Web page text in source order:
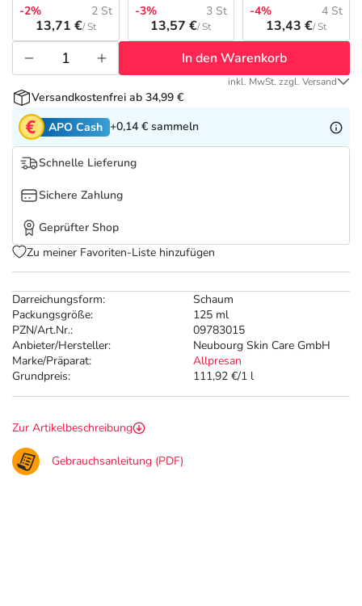
Tierapotheke
Vitamine & Mineralstoffe
Marken
Salus Deals
Darreichungsform:
Schaum
Packungsgröße:
125 ml
PZN/Art.Nr.:
09783015
Anbieter/Hersteller:
Neubourg Skin Care GmbH
Marke/Präparat:
Allpresan
Grundpreis:
111,92 €/1 l
-2%
2 St
13,71 €/ St
-3% 3 St
13,57 €/ St
-4% 4 St
13,43 €/ St
In den Warenkorb
inkl. MwSt. zzgl. Versand
Versandkostenfrei ab 34,99 €
APO Cash +0,14 € sammeln
Schnelle Lieferung
Sichere Zahlung
Geprüfter Shop
Zu meiner Favoriten-Liste hinzufügen
Zur Artikelbeschreibung
Gebrauchsanleitung (PDF)